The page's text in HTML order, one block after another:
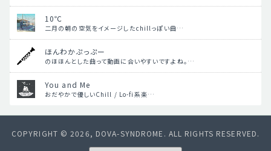
10℃
二月の朝の空気をイメージしたchillっぽい曲…
ほんわかぷっぷー
のほほんとした曲って動画に合いやすいですよね。…
You and Me
おだやかで優しいChill / Lo-fi系楽…
COPYRIGHT © 2026, DOVA-SYNDROME. ALL RIGHTS RESERVED.